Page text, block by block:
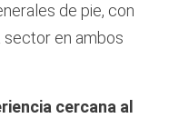
de pie, con
en ambos
cercana al